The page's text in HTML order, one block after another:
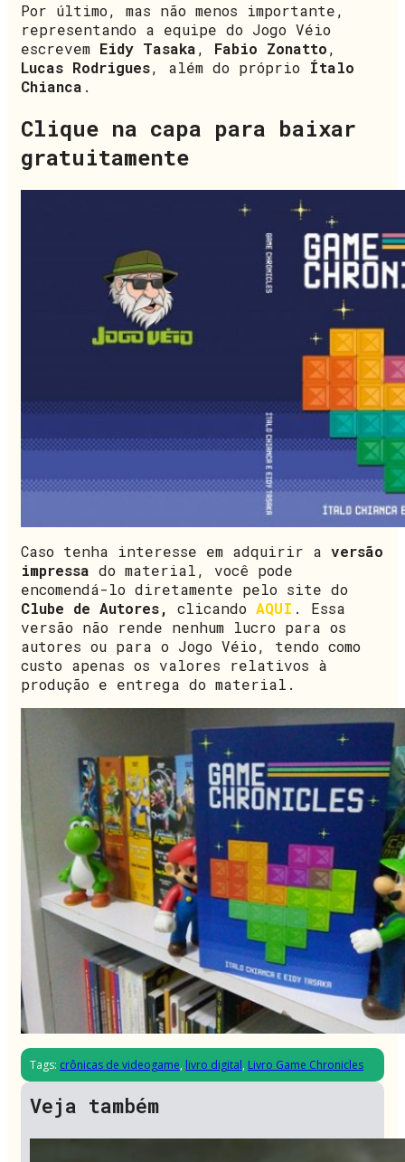
Por último, mas não menos importante,
representando a equipe do Jogo Véio
escrevem Eidy Tasaka, Fabio Zonatto,
Lucas Rodrigues, além do próprio Ítalo
Chianca .
Clique na capa para baixar
gratuitamente
Caso tenha interesse em adquirir a versão
impressa do material, você pode
encomendá-lo diretamente pelo site do
Clube de Autores, clicando AQUI . Essa
versão não rende nenhum lucro para os
autores ou para o Jogo Véio, tendo como
custo apenas os valores relativos à
produção e entrega do material.
Tags: crônicas de videogame, livro digital, Livro Game Chronicles
Veja também